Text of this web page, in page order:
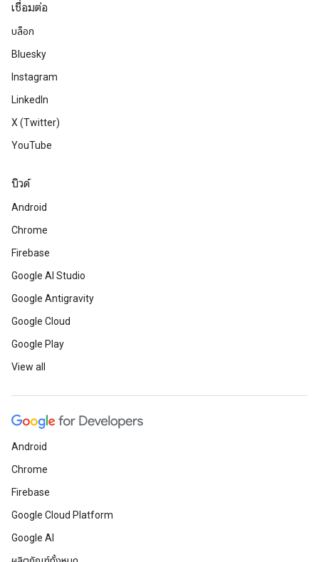
เชื่อมต่อ
บล็อก
Bluesky
Instagram
LinkedIn
X (Twitter)
YouTube
บิวด์
Android
Chrome
Firebase
Google AI Studio
Google Antigravity
Google Cloud
Google Play
View all
Android
Chrome
Firebase
Google Cloud Platform
Google AI